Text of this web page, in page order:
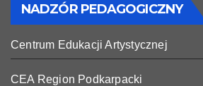
NADZÓR PEDAGOGICZNY
Centrum Edukacji Artystycznej
CEA Region Podkarpacki